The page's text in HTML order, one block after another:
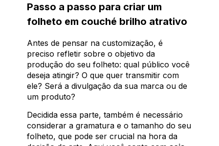
Passo a passo para criar um
folheto em couché brilho atrativo
Antes de pensar na customização, é
preciso refletir sobre o objetivo da
produção do seu folheto: qual público você
deseja atingir? O que quer transmitir com
ele? Será a divulgação da sua marca ou de
um produto?
Decidida essa parte, também é necessário
considerar a gramatura e o tamanho do seu
folheto, que pode ser crucial na hora da